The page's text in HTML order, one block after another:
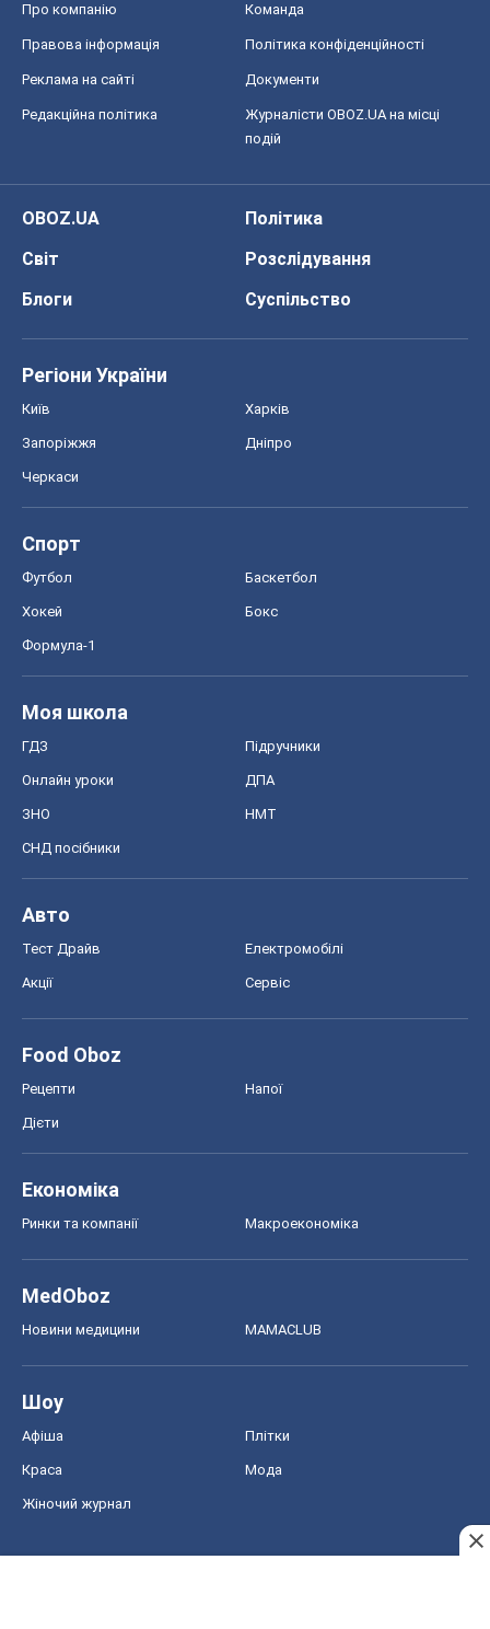
Про компанію Команда
Правова інформація Політика конфіденційності
Реклама на сайті Документи
Редакційна політика
Журналісти OBOZ.UA на місці
подій
OBOZ.UA
Політика
Світ
Розслідування
Блоги
Суспільство
Регіони України
Київ Харків
Запоріжжя Дніпро
Черкаси
Спорт
Футбол Баскетбол
Хокей Бокс
Формула-1
Моя школа
ГДЗ Підручники
Онлайн уроки ДПА
ЗНО НМТ
СНД посібники
Авто
Тест Драйв Електромобілі
Акції Сервіс
Food Oboz
Рецепти Напої
Дієти
Економіка
Ринки та компанії Макроекономіка
MedOboz
Новини медицини MAMACLUB
Шоу
Афіша Плітки
Краса Мода
Жіночий журнал